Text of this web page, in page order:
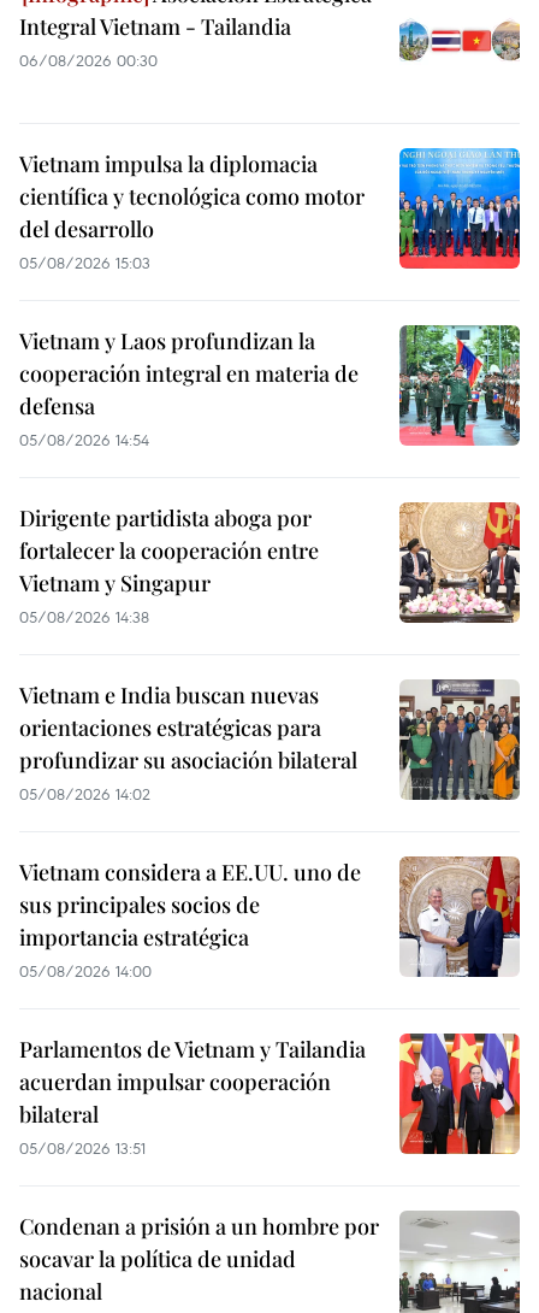
Integral Vietnam - Tailandia
06/08/2026 00:30
Vietnam impulsa la diplomacia
científica y tecnológica como motor
del desarrollo
05/08/2026 15:03
Vietnam y Laos profundizan la
cooperación integral en materia de
defensa
05/08/2026 14:54
Dirigente partidista aboga por
fortalecer la cooperación entre
Vietnam y Singapur
05/08/2026 14:38
Vietnam e India buscan nuevas
orientaciones estratégicas para
profundizar su asociación bilateral
05/08/2026 14:02
Vietnam considera a EE.UU. uno de
sus principales socios de
importancia estratégica
05/08/2026 14:00
Parlamentos de Vietnam y Tailandia
acuerdan impulsar cooperación
bilateral
05/08/2026 13:51
Condenan a prisión a un hombre por
socavar la política de unidad
nacional